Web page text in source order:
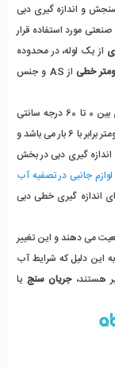
برای سنجش و اندازه گیری دبی
مورد استفاده قرار
از یک لوله، در محدوده
خطی
از AS و جنس
، در محدوده دمای بین 0 تا 60 درجه سانتی
گراد دارای کارکرد مناسبی می باشد. حداکثر فشار کاری این فلومتر برابر با 6 بار می باشد و
اندازه گیری دبی در بخش
لوازم جانبی در تصفیه آب
اندازه گیری خطی دبی
می دهند و این تغییر
این دلیل که شرایط آب
هستند،جریان سنجیا